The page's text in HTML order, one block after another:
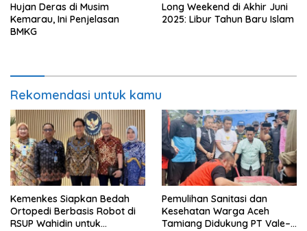
Hujan Deras di Musim
Kemarau, Ini Penjelasan
BMKG
Long Weekend di Akhir Juni
2025: Libur Tahun Baru Islam
Rekomendasi untuk kamu
Kemenkes Siapkan Bedah
Ortopedi Berbasis Robot di
RSUP Wahidin untuk
Pemulihan Sanitasi dan
Kesehatan Warga Aceh
Tamiang Didukung PT Vale–